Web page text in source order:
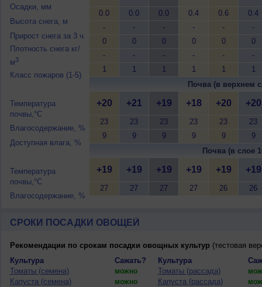
Осадки, мм
Высота снега, м
Прирост снега за 3 ч.
Плотность снега кг/
м3
Класс пожаров (1-5)
Температура
почвы,°C
Влагосодержание, %
Доступная влага, %
Температура
почвы,°C
Влагосодержание, %
0.0
-
0
-
1
0.0
-
0
-
1
0.0
-
0
-
1
0.4
-
0
-
1
0.6
-
0
-
1
0.4
-
0
-
1
Почва (в верхнем
+20
23
9
+21
23
9
+19
23
9
+18
23
9
+20
23
9
+20
23
9
Почва (в слое
+19
27
+19
27
+19
27
+19
27
+19
26
+19
26
СРОКИ ПОСАДКИ ОВОЩЕЙ
Рекомендации по срокам посадки овощных культур(тестовая
Культура
Сажать? Культура
Томаты (семена)
можно Томаты (рассада)
Капуста (семена) можно Капуста (рассада)